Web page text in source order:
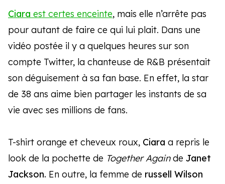
Ciara est certes enceinte, mais elle n’arrête pas
pour autant de faire ce qui lui plait. Dans une
vidéo postée il y a quelques heures sur son
compte Twitter, la chanteuse de R&B présentait
son déguisement à sa fan base. En effet, la star
de 38 ans aime bien partager les instants de sa
vie avec ses millions de fans.
T-shirt orange et cheveux roux, Ciara a repris le
look de la pochette de Together Againde Janet
Jackson. En outre, la femme de russell Wilson